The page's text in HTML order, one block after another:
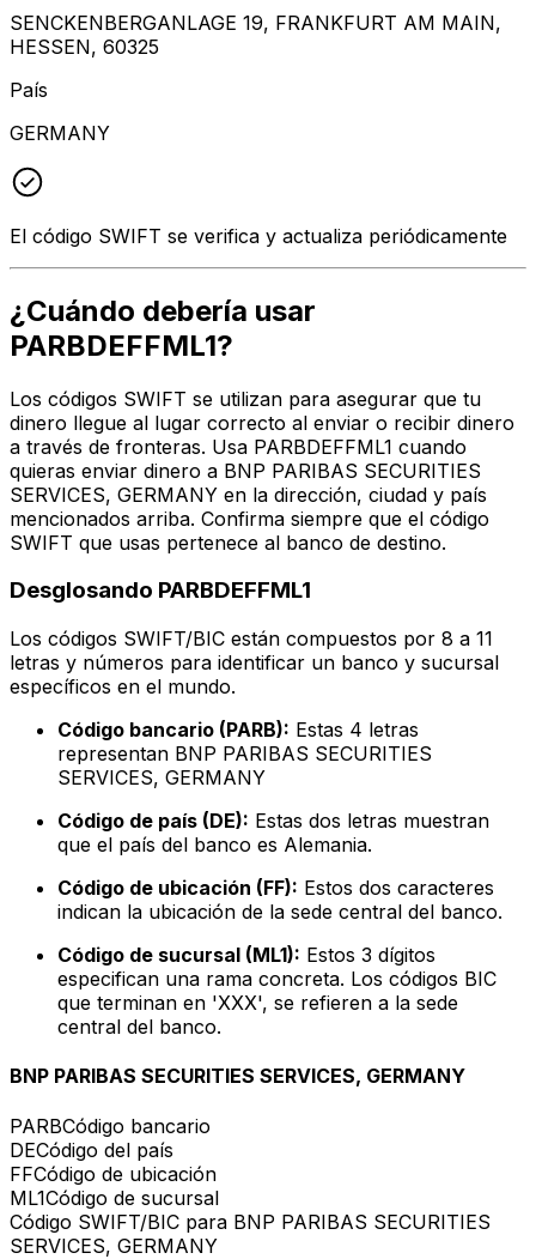
SENCKENBERGANLAGE 19, FRANKFURT AM MAIN,
HESSEN, 60325
País
GERMANY
El código SWIFT se verifica y actualiza periódicamente
¿Cuándo debería usar
PARBDEFFML1?
Los códigos SWIFT se utilizan para asegurar que tu
dinero llegue al lugar correcto al enviar o recibir dinero
a través de fronteras. Usa PARBDEFFML1 cuando
quieras enviar dinero a BNP PARIBAS SECURITIES
SERVICES, GERMANY en la dirección, ciudad y país
mencionados arriba. Confirma siempre que el código
SWIFT que usas pertenece al banco de destino.
Desglosando PARBDEFFML1
Los códigos SWIFT/BIC están compuestos por 8 a 11
letras y números para identificar un banco y sucursal
específicos en el mundo.
Código bancario (PARB): Estas 4 letras
representan BNP PARIBAS SECURITIES
SERVICES, GERMANY
Código de país (DE): Estas dos letras muestran
que el país del banco es Alemania.
Código de ubicación (FF): Estos dos caracteres
indican la ubicación de la sede central del banco.
Código de sucursal (ML1): Estos 3 dígitos
especifican una rama concreta. Los códigos BIC
que terminan en 'XXX', se refieren a la sede
central del banco.
BNP PARIBAS SECURITIES SERVICES, GERMANY
PARBCódigo bancario
DECódigo del país
FFCódigo de ubicación
ML1Código de sucursal
Código SWIFT/BIC para BNP PARIBAS SECURITIES
SERVICES, GERMANY